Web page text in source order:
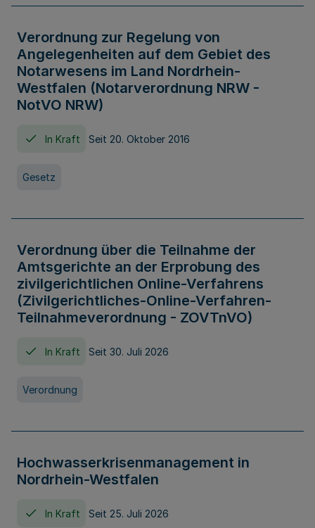
Verordnung zur Regelung von
Angelegenheiten auf dem Gebiet des
Notarwesens im Land Nordrhein-
Westfalen (Notarverordnung NRW -
NotVO NRW)
In Kraft Seit 20. Oktober 2016
Gesetz
Verordnung über die Teilnahme der
Amtsgerichte an der Erprobung des
zivilgerichtlichen Online-Verfahrens
(Zivilgerichtliches-Online-Verfahren-
Teilnahmeverordnung - ZOVTnVO)
In Kraft Seit 30. Juli 2026
Verordnung
Hochwasserkrisenmanagement in
Nordrhein-Westfalen
In Kraft Seit 25. Juli 2026